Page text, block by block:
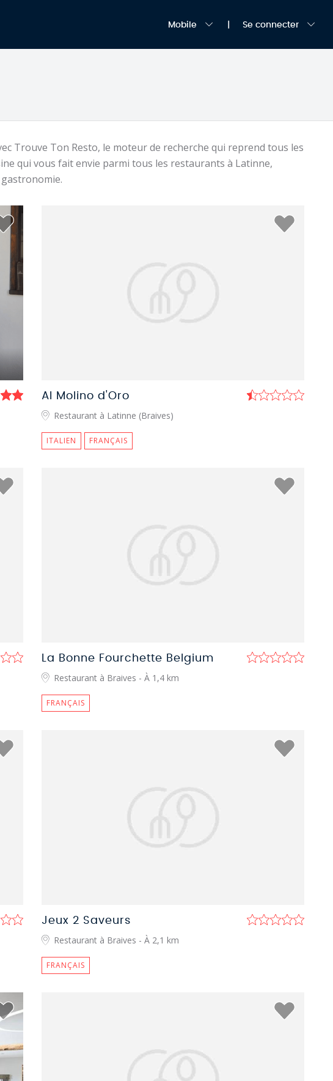
Mobile Se connecter
Trouve Ton Resto, le moteur de recherche qui reprend tous les
qui vous fait envie parmi tous les restaurants à Latinne,
Al Molino d'Oro
Restaurant à Latinne (Braives)
ITALIEN FRANÇAIS
La Bonne Fourchette Belgium
Restaurant à Braives - À 1,4 km
FRANÇAIS
Jeux 2 Saveurs
Restaurant à Braives - À 2,1 km
FRANÇAIS